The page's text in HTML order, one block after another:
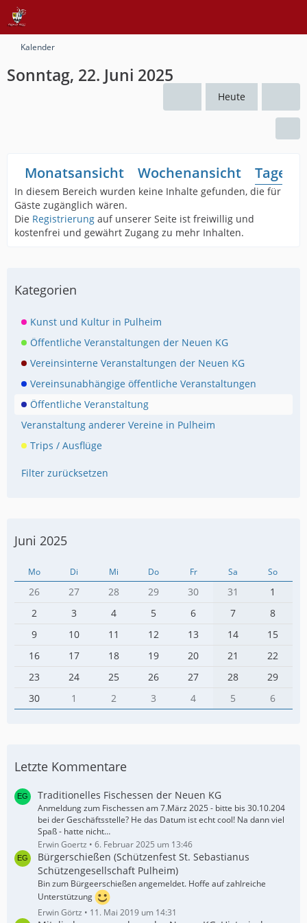
Kalender
Sonntag, 22. Juni 2025
Heute
Monatsansicht Wochenansicht
In diesem Bereich wurden keine Inhalte gefunden, die für
Gäste zugänglich wären.
Die Registrierung auf unserer Seite ist freiwillig und
kostenfrei und gewährt Zugang zu mehr Inhalten.
Kategorien
Kunst und Kultur in Pulheim
Öffentliche Veranstaltungen der Neuen KG
Vereinsinterne Veranstaltungen der Neuen KG
Vereinsunabhängige öffentliche Veranstaltungen
Öffentliche Veranstaltung
Veranstaltung anderer Vereine in Pulheim
Trips / Ausflüge
Filter zurücksetzen
Juni 2025
Mo Di Mi Do Fr Sa So
26 27 28 29 30 31
1
2
3 4 5 6 7
8
9
10 11 12 13 14
15
16
17 18 19 20 21
22
23
24 25 26 27 28
29
30
1 2 3 4 5 6
Letzte Kommentare
Traditionelles Fischessen der Neuen KG
Anmeldung zum Fischessen am 7.März 2025 - bitte bis 30.10.204
bei der Geschäftsstelle? He das Datum ist echt cool! Na dann viel
Spaß - hatte nicht…
Erwin Goertz
6. Februar 2025 um 13:46
Bürgerschießen (Schützenfest St. Sebastianus
Schützengesellschaft Pulheim)
Bin zum Bürgeerschießen angemeldet. Hoffe auf zahlreiche
Unterstützung
Erwin Görtz
11. Mai 2019 um 14:31